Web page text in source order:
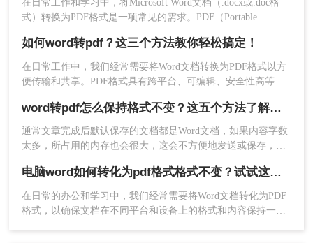
中，时间过长，排除文件过大可能，可以刷新一下
重新转换。
4、文件转换成功，下载即可。
通过以上操作，我们同样可以实现转换后的PDF大
式）转换为PDF格式是一项常见的需求。PDF（Portable
变、易于分享和打印的特点而备受欢迎。无论是为了提交作
业、发送报告还是准备演示，将Word文档转换为PDF都是一项
实用的技能。本文将详细介绍如何将word文档转换成pdf格式的
多种方法。
如何word转pdf？这三个方法教你轻松搞定！
在日常工作中，我们经常需要将Word文档转换为PDF格式以方
便传输和共享。PDF格式具有跨平台、可编辑、安全性高等优
word转pdf，包括方法、注意事项和常见问题等，帮助您轻松完
成转换。
word转pdf怎么保持格式不变？这五个方法了解一下！
通常文章完成后默认保存的文档都是Word文档，如果内容字数
太多，所占用的内存也会很大，这会不方便地发送或保存，因
还能提高文件内容的安全性。你们知道word转pdf怎么保持格式
不变吗？这就来给大家分享一下转换方法吧。
电脑word如何转化为pdf格式格式不变？试试这三种方法吧！
在日常的办公和学习中，我们经常需要将Word文档转化为PDF
格式，以确保文档在不同平台和设备上的格式和内容保持一